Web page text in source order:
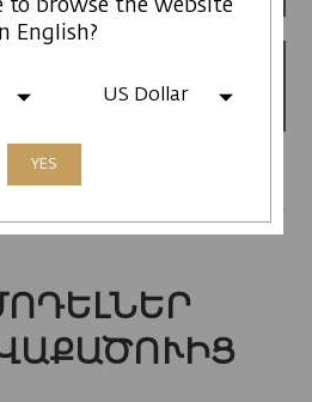
to browse the website
English?
US Dollar
YES